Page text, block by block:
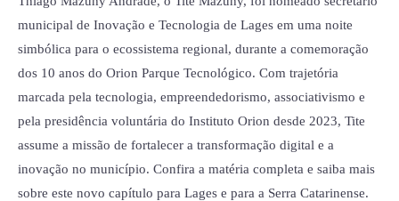
municipal de Inovação e Tecnologia de Lages em uma noite
simbólica para o ecossistema regional, durante a comemoração
dos 10 anos do Orion Parque Tecnológico. Com trajetória
marcada pela tecnologia, empreendedorismo, associativismo e
pela presidência voluntária do Instituto Orion desde 2023, Tite
assume a missão de fortalecer a transformação digital e a
inovação no município. Confira a matéria completa e saiba mais
sobre este novo capítulo para Lages e para a Serra Catarinense.
e
Tecnologia
de
Lages